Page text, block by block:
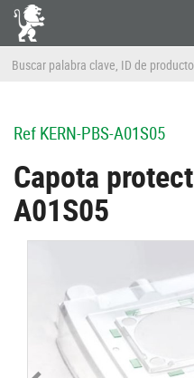
RefKERN-PBS-A01S05
Capota
A01S05